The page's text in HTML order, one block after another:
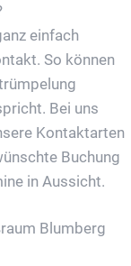
einfach
So können
Bei uns
Kontaktarten
Buchung
in Aussicht.
Blumberg